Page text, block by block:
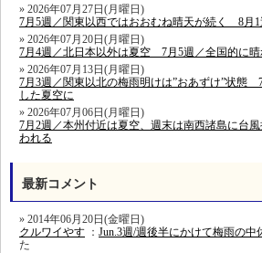
2026年07月27日(月曜日)
7月5週／関東以西ではおおむね晴天が続く 8月
2026年07月20日(月曜日)
7月4週／北日本以外は夏空 7月5週／全国的に
2026年07月13日(月曜日)
7月3週／関東以北の梅雨明けは”おあずけ”状態
した夏空に
2026年07月06日(月曜日)
7月2週／本州付近は夏空、週末は南西諸島に台
われる
最新コメント
2014年06月20日(金曜日)
クルワイやす ： Jun.3週/週後半にかけて梅雨の
た